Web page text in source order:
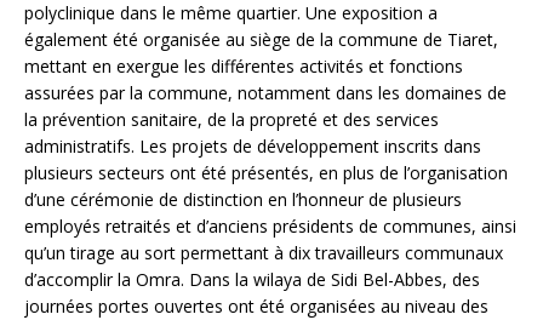
polyclinique dans le même quartier. Une exposition a
également été organisée au siège de la commune de Tiaret,
mettant en exergue les différentes activités et fonctions
assurées par la commune, notamment dans les domaines de
la prévention sanitaire, de la propreté et des services
administratifs. Les projets de développement inscrits dans
plusieurs secteurs ont été présentés, en plus de l’organisation
d’une cérémonie de distinction en l’honneur de plusieurs
employés retraités et d’anciens présidents de communes, ainsi
qu’un tirage au sort permettant à dix travailleurs communaux
d’accomplir la Omra. Dans la wilaya de Sidi Bel-Abbes, des
journées portes ouvertes ont été organisées au niveau des